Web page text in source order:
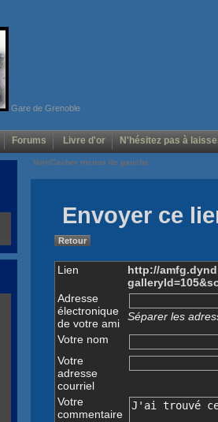
Gare de Grenoble
Forums Livre d'or N'hésitez pas à
Voir/Cacher menus de gauche
Envoyer ce
Retour
Lien
http://
Adresse
électronique
de votre ami
Séparer les
Votre nom
Votre
adresse
courriel
Votre
commentaire